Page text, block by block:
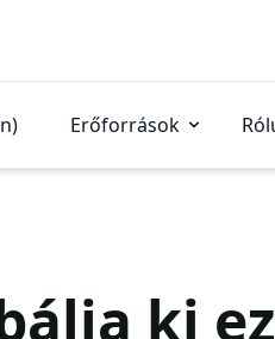
Erőforrások
ki